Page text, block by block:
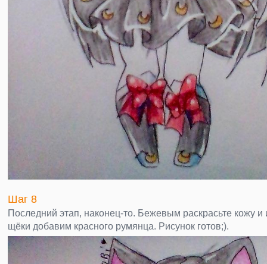
Шаг 8
Последний этап, наконец-то. Бежевым раскрасьте кожу
щёки добавим красного румянца. Рисунок готов;).